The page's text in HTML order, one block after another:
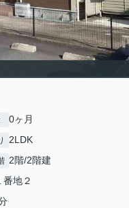
0ヶ月
2LDK
2階/2階建
番地２